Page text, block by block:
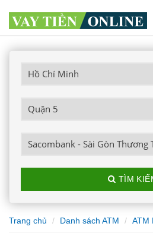
TÌM
Trang chủ Danh sách ATM ATM